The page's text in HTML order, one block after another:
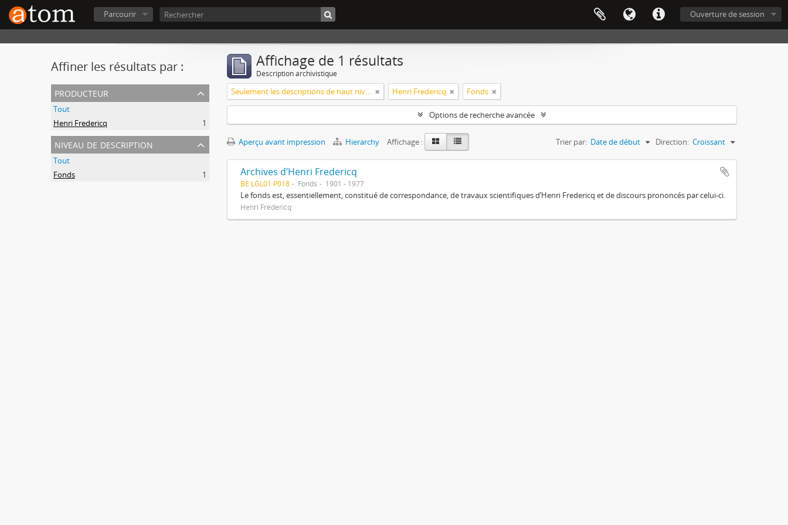
Ouverture de session
Parcourir
Affiner les résultats par :
producteur
Tout
Henri Fredericq
1
niveau de description
Tout
Fonds
1
Affichage de 1 résultats
Description archivistique
Seulement les descriptions de haut niveau Henri Fredericq Fonds
Options de recherche avancée
Aperçu avant impression Hierarchy Affichage : Trier par: Date de début Direction: Croissant
Archives d’Henri Fredericq
BE LGL01 P018 Fonds 1901 - 1977
Le fonds est, essentiellement, constitué de correspondance, de travaux scientifiques d’Henri Fredericq et de discours prononcés par celui-ci.
Henri Fredericq